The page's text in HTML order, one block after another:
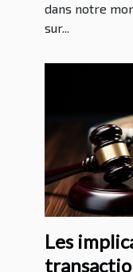
dans notre
sur...
Les